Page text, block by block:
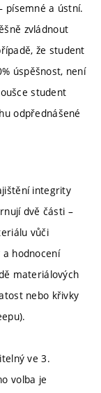
písemné a ústní.
zvládnout
že student
úspěšnost, není
student
odpřednášené
integrity
dvě části –
vůči
hodnocení
materiálových
nebo křivky
ve 3.
volba je